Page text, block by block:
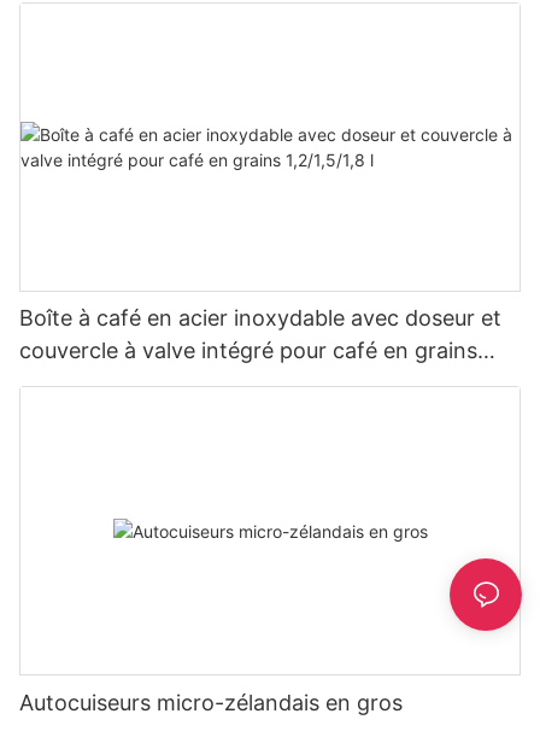
Boîte à café en acier inoxydable avec doseur et
couvercle à valve intégré pour café en grains
1,2/1,5/1,8 l
Autocuiseurs micro-zélandais en gros